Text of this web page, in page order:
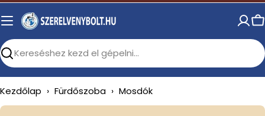
Skip
to
Search
Kezdőlap › Fürdőszoba › Mosdók